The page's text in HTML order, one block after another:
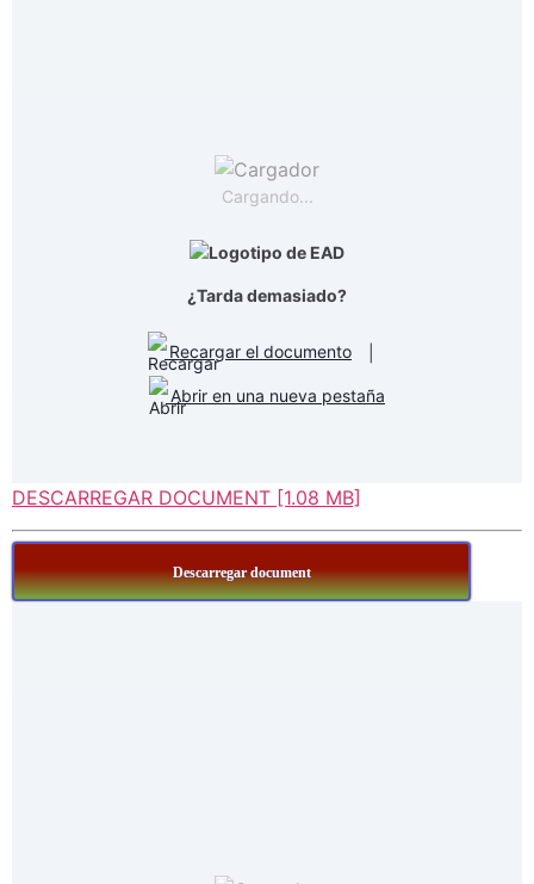
Cargando...
¿Tarda demasiado?
Recargar el documento
Abrir en una nueva pestaña
DESCARREGAR DOCUMENT [1.08 MB]
Descarregar document